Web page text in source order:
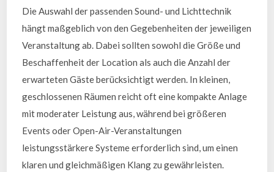
Die Auswahl der passenden Sound- und Lichttechnik
hängt maßgeblich von den Gegebenheiten der jeweiligen
Veranstaltung ab. Dabei sollten sowohl die Größe und
Beschaffenheit der Location als auch die Anzahl der
erwarteten Gäste berücksichtigt werden. In kleinen,
geschlossenen Räumen reicht oft eine kompakte Anlage
mit moderater Leistung aus, während bei größeren
Events oder Open-Air-Veranstaltungen
leistungsstärkere Systeme erforderlich sind, um einen
klaren und gleichmäßigen Klang zu gewährleisten.